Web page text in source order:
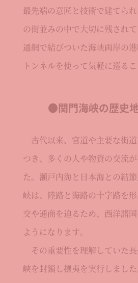
最先端の意匠と技術で建てら
の街並みの中で大切に残され
通網で結びついた海峡両岸の
トンネルを使って気軽に巡るこ
●関門海峡の歴史
古代以来、官道や主要な街
つき、多くの人や物資の交流
た。瀬戸内海と日本海との結
峡は、陸路と海路の十字路を
交や通商を迫るため、西洋諸
ようになります。
その重要性を理解していた
峡を封鎖し攘夷を実行しまし